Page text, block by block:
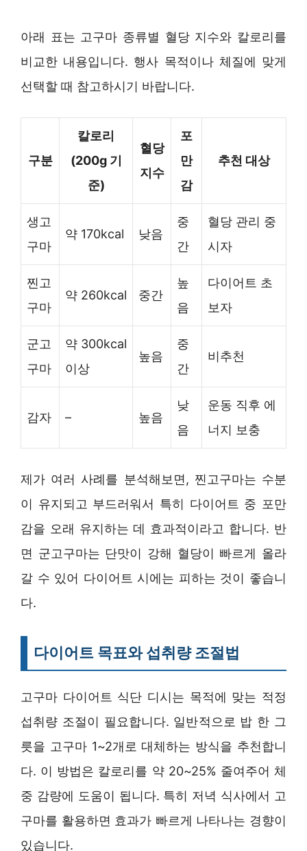
아래 표는 고구마 종류별 혈당 지수와 칼로리를
비교한 내용입니다. 행사 목적이나 체질에 맞게
선택할 때 참고하시기 바랍니다.
구분
칼로리
(200g 기
준)
혈당
지수
포
만
감
추천 대상
생고
구마
약 170kcal 낮음
중
간
혈당 관리 중
시자
찐고
구마
약 260kcal 중간
높
음
다이어트 초
보자
군고
구마
약 300kcal
이상
높음
중
간
비추천
감자 – 높음
낮
음
운동 직후 에
너지 보충
제가 여러 사례를 분석해보면, 찐고구마는 수분
이 유지되고 부드러워서 특히 다이어트 중 포만
감을 오래 유지하는 데 효과적이라고 합니다. 반
면 군고구마는 단맛이 강해 혈당이 빠르게 올라
갈 수 있어 다이어트 시에는 피하는 것이 좋습니
다.
다이어트 목표와 섭취량 조절법
고구마 다이어트 식단 디시는 목적에 맞는 적정
섭취량 조절이 필요합니다. 일반적으로 밥 한 그
릇을 고구마 1~2개로 대체하는 방식을 추천합니
다. 이 방법은 칼로리를 약 20~25% 줄여주어 체
중 감량에 도움이 됩니다. 특히 저녁 식사에서 고
구마를 활용하면 효과가 빠르게 나타나는 경향이
있습니다.